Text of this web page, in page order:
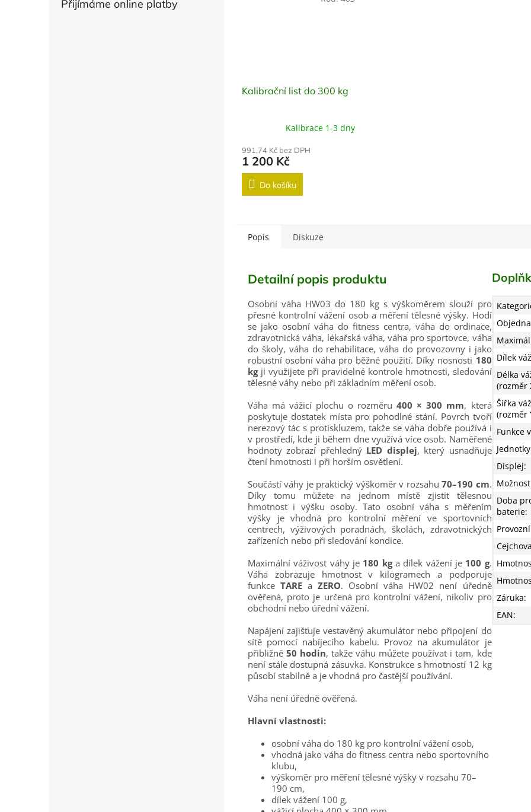
Přijímáme online platby
Kalibrační list do 300 kg
Kalibrace 1-3 dny
991,74 Kč bez DPH
1 200 Kč
Do košíku
Popis Diskuze
Detailní popis produktu
Osobní váha HW03 do 180 kg s výškoměrem slouží pro
přesné kontrolní vážení osob a měření tělesné výšky. Hodí
se jako osobní váha do fitness centra, váha do ordinace,
zdravotnická váha, lékařská váha, váha pro sportovce, váha
do školy, váha do rehabilitace, váha do provozovny i jako
robustní osobní váha pro běžné použití. Díky nosnosti 180
kgji využijete při pravidelné kontrole hmotnosti, sledování
tělesné váhy nebo při základním měření osob.
Váha má vážicí plochu o rozměru400 × 300 mm, která
poskytuje dostatek místa pro pohodlné stání. Povrch tvoří
nerezový tác s protiskluzem, takže se váha dobře používá i
v prostředí, kde ji během dne využívá více osob. Naměřené
hodnoty zobrazí přehledný LED displej, který usnadňuje
čtení hmotnosti i při horším osvětlení.
Součástí váhy je praktický výškoměr v rozsahu70–190 cm.
Díky tomu můžete na jednom místě zjistit tělesnou
hmotnost i výšku osoby. Tato osobní váha s měřením
výšky je vhodná pro kontrolní měření ve sportovních
centrech, výživových poradnách, školách, zdravotnických
zařízeních nebo při sledování kondice.
Maximální váživost váhy je 180 kga dílek vážení je 100 g.
Váha zobrazuje hmotnost v kilogramech a podporuje
funkceTARE aZERO. Osobní váha HW02 není úředně
ověřená, proto je určená pro kontrolní vážení, nikoliv pro
obchodní nebo úřední vážení.
Napájení zajišťuje vestavěný akumulátor nebo připojení do
sítě pomocí nabíjecího kabelu. Provoz na akumulátor je
přibližně50 hodin, takže váhu můžete používat i tam, kde
není stále dostupná zásuvka. Konstrukce s hmotností 12 kg
působí stabilně a je vhodná pro častější používání.
Váha není úředně ověřená.
Hlavní vlastnosti:
osobní váha do 180 kg pro kontrolní vážení osob,
vhodná jako váha do fitness centra nebo sportovního
klubu,
výškoměr pro měření tělesné výšky v rozsahu 70–
190 cm,
dílek vážení 100 g,
Dílek
Délka
(rozměr
Šířka
(rozměr
Funkce
Jednotky
Displej:
Doba
baterie:
Záruka:
EAN: